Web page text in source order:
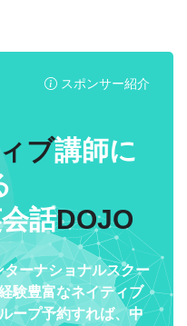
スポンサー紹介
ブ講師に
話DOJO
ターナショナルスクー
験豊富なネイティブ
ープ予約すれば、中